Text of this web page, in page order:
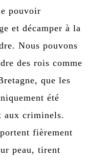
pouvoir
et décamper à la
Nous pouvons
des rois comme
que les
été
aux criminels.
fièrement
peau, tirent